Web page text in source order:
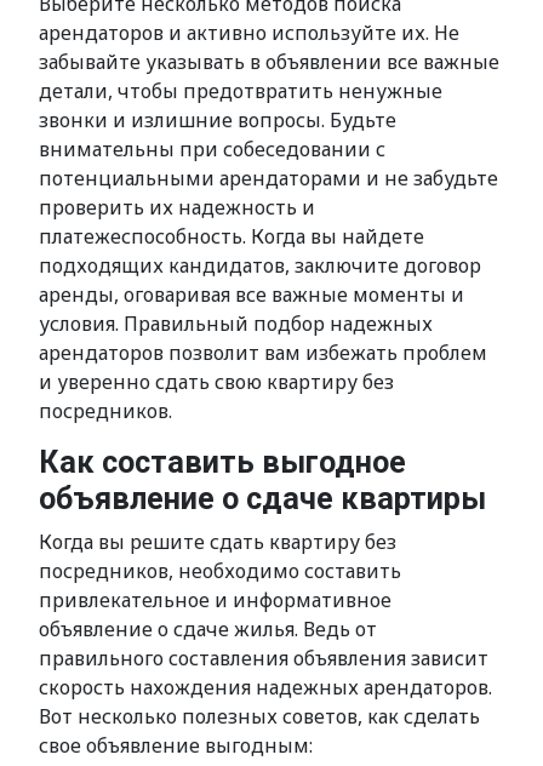
арендаторов и активно используйте их. Не
забывайте указывать в объявлении все важные
детали, чтобы предотвратить ненужные
звонки и излишние вопросы. Будьте
внимательны при собеседовании с
потенциальными арендаторами и не забудьте
проверить их надежность и
платежеспособность. Когда вы найдете
подходящих кандидатов, заключите договор
аренды, оговаривая все важные моменты и
условия. Правильный подбор надежных
арендаторов позволит вам избежать проблем
и уверенно сдать свою квартиру без
посредников.
Как составить выгодное
объявление о сдаче квартиры
Когда вы решите сдать квартиру без
посредников, необходимо составить
привлекательное и информативное
объявление о сдаче жилья. Ведь от
правильного составления объявления зависит
скорость нахождения надежных арендаторов.
Вот несколько полезных советов, как сделать
свое объявление выгодным: